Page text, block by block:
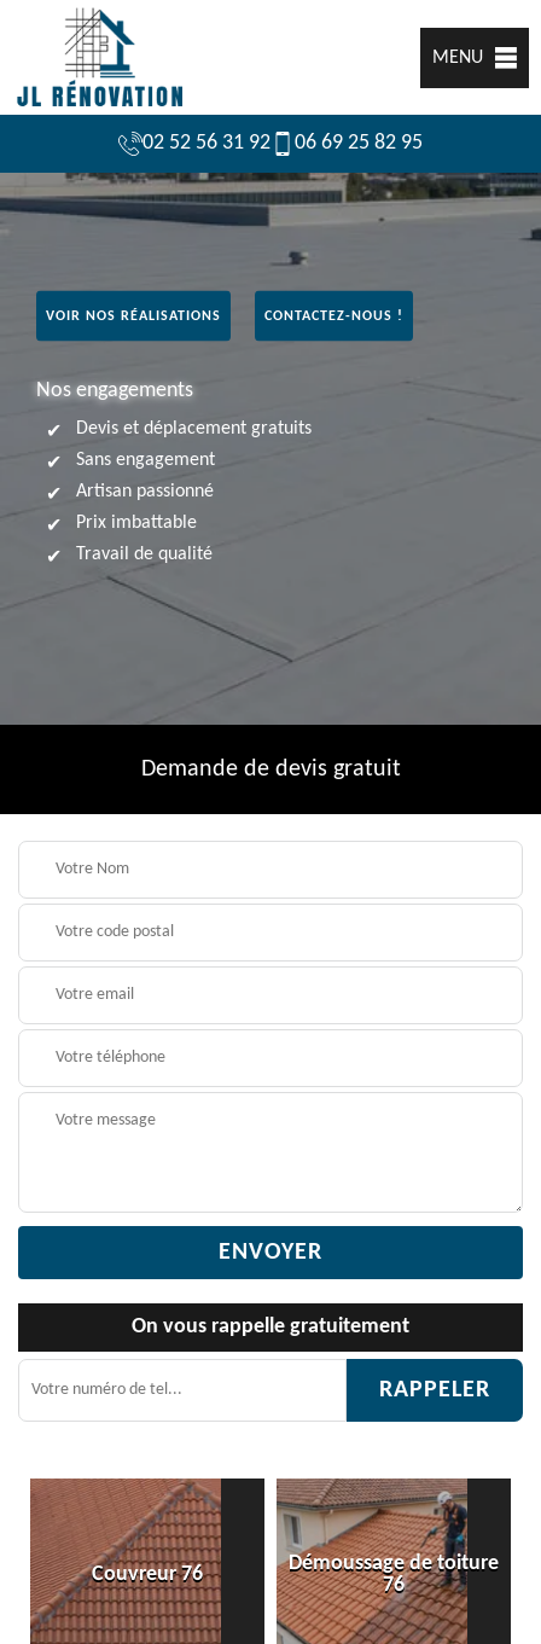
MENU
02 52 56 31 92 06 69 25 82 95
VOIR NOS RÉALISATIONS CONTACTEZ-NOUS !
Nos engagements
Devis et déplacement gratuits
Sans engagement
Artisan passionné
Prix imbattable
Travail de qualité
Demande de devis gratuit
On vous rappelle gratuitement
76
Démoussage de toiture
Etanchéité